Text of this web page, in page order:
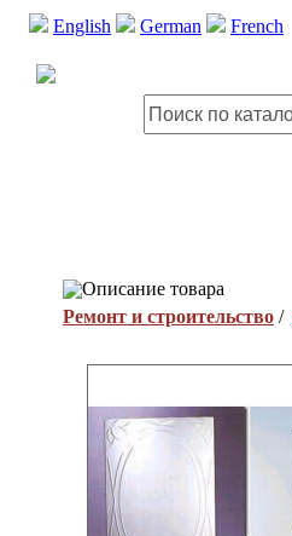
English German French
Описание товара
Ремонт и строительство /